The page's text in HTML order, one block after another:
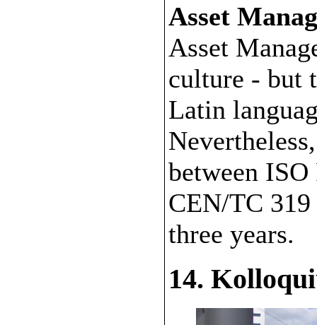
Asset
Asset
culture - but
Latin
between
CEN/TC
three years.
14.